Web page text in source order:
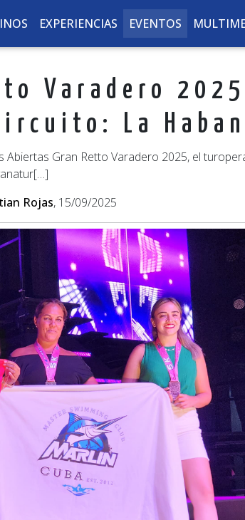
EXPERIENCIAS EVENTOS
Varadero
La
Abiertas Gran Retto Varadero 2025, el
Rojas, 15/09/2025